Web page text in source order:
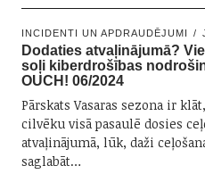
INCIDENTI UN APDRAUDĒJUMI
Dodaties atvaļinājumā?
soļi kiberdrošības
OUCH! 06/2024
Pārskats Vasaras sezona ir
cilvēku visā pasaulē dosies
atvaļinājumā, lūk, daži
saglabāt…